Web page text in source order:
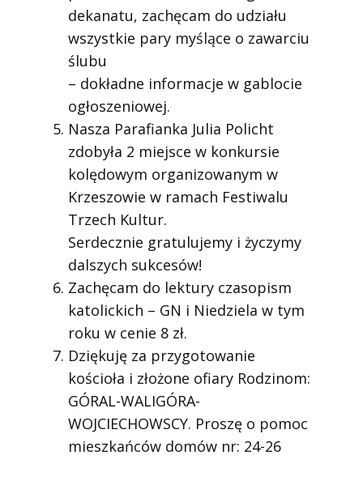
dekanatu, zachęcam do udziału
wszystkie pary myślące o zawarciu
ślubu
– dokładne informacje w gablocie
ogłoszeniowej.
Nasza Parafianka Julia Policht
zdobyła 2 miejsce w konkursie
kolędowym organizowanym w
Krzeszowie w ramach Festiwalu
Trzech Kultur.
Serdecznie gratulujemy i życzymy
dalszych sukcesów!
Zachęcam do lektury czasopism
katolickich – GN i Niedziela w tym
roku w cenie 8 zł.
Dziękuję za przygotowanie
kościoła i złożone ofiary Rodzinom:
GÓRAL-WALIGÓRA-
WOJCIECHOWSCY. Proszę o pomoc
mieszkańców domów nr: 24-26